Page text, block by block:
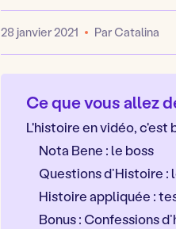
Publié
28 janvier 2021 Par Catalina
Ce que vous allez
L'histoire en vidéo, c'est
Nota Bene : le boss
Questions d’Histoire
Histoire appliquée :
Bonus : Confessions